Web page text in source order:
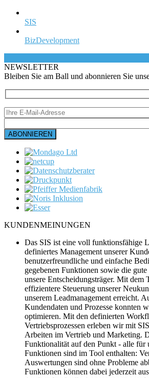
SIS
BizDevelopment
NEWSLETTER
Bleiben Sie am Ball und abonnieren Sie
KUNDENMEINUNGEN
Das SIS ist eine voll funktionsfähige
definiertes Management unserer
benutzerfreundliche und einfache
gegebenen Funktionen sowie die
unsere Entscheidungsträger. Mit dem
effizientere Steuerung unserer
unserem Leadmanagement erreicht.
Kundendaten und Prozesse konnten
optimieren. Mit den definierten
Vertriebsprozessen erleben wir mit
Arbeiten im Vertrieb und Marketing.
Funktionalität auf den Punkt - alle für
Funktionen sind im Tool enthalten:
Auswertungen sind ohne Probleme
Funktionen können dabei jederzeit